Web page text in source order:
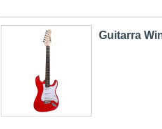
Guitarra